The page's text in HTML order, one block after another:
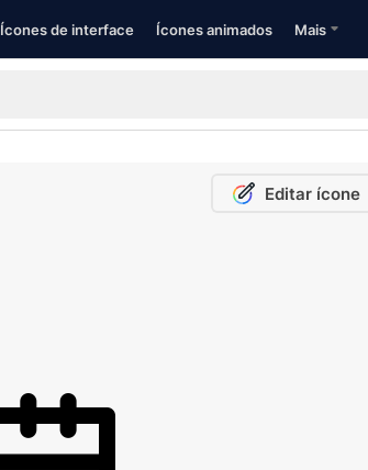
Ícones de interface Ícones animados Mais
Editar ícone